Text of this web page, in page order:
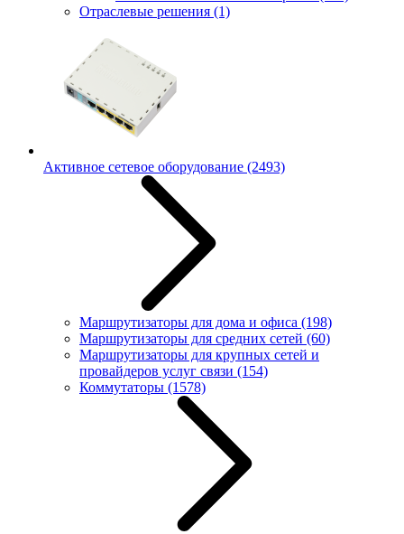
Отраслевые решения (1)
Активное сетевое оборудование (2493)
Маршрутизаторы для дома и офиса (198)
Маршрутизаторы для средних сетей (60)
Маршрутизаторы для крупных сетей и
провайдеров услуг связи (154)
Коммутаторы (1578)